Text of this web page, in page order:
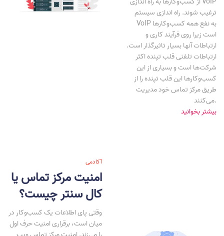
ترغیب شوند. راه اندازی سیستم
VoIP به نفع همه کسب‌وکارها
است زیرا روی فرآیند کاری و
ارتباطات آنها بسیار تاثیرگذار است.
ارتباطات تلفنی قلب تپنده اکثر
شرکت‌ها است و بسیاری از این
کسب‌و‌کارها این قلب تپنده را از
طریق مرکز تماس خود مدیریت
می‌کنند.
بیشتر بخوانید
آکادمی
امنیت مرکز تماس یا
کال سنتر چیست؟
وقتی پای اطلاعات یک کسب‌و‌کار در
میان است، برقراری امنیت حرف اول